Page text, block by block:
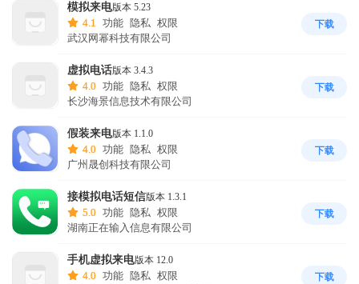
模拟来电版本 5.23
4.1 功能 隐私 权限
武汉网幂科技有限公司
下载
虚拟电话版本 3.4.3
4.0 功能 隐私 权限
长沙海景信息技术有限公司
下载
假装来电版本 1.1.0
4.0 功能 隐私 权限
广州晟创科技有限公司
下载
接模拟电话短信版本 1.3.1
5.0 功能 隐私 权限
湖南正在输入信息有限公司
下载
手机虚拟来电版本 12.0
4.0 功能 隐私 权限
下载